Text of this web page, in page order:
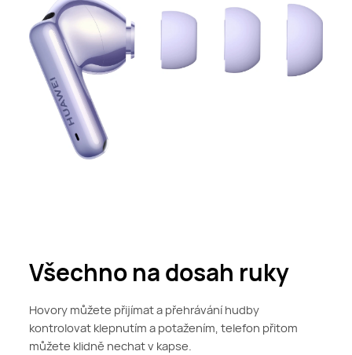
Všechno na dosah ruky
Hovory můžete přijímat a přehrávání hudby
kontrolovat klepnutím a potažením, telefon přitom
můžete klidně nechat v kapse.